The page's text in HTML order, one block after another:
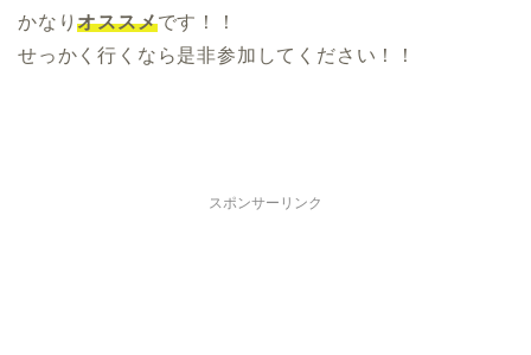
かなりオススメです！！
せっかく行くなら是非参加してください！！
スポンサーリンク